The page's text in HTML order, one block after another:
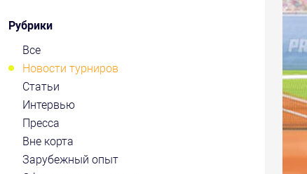
Рубрики
Все
Новости турниров
Статьи
Интервью
Пресса
Вне корта
Зарубежный опыт